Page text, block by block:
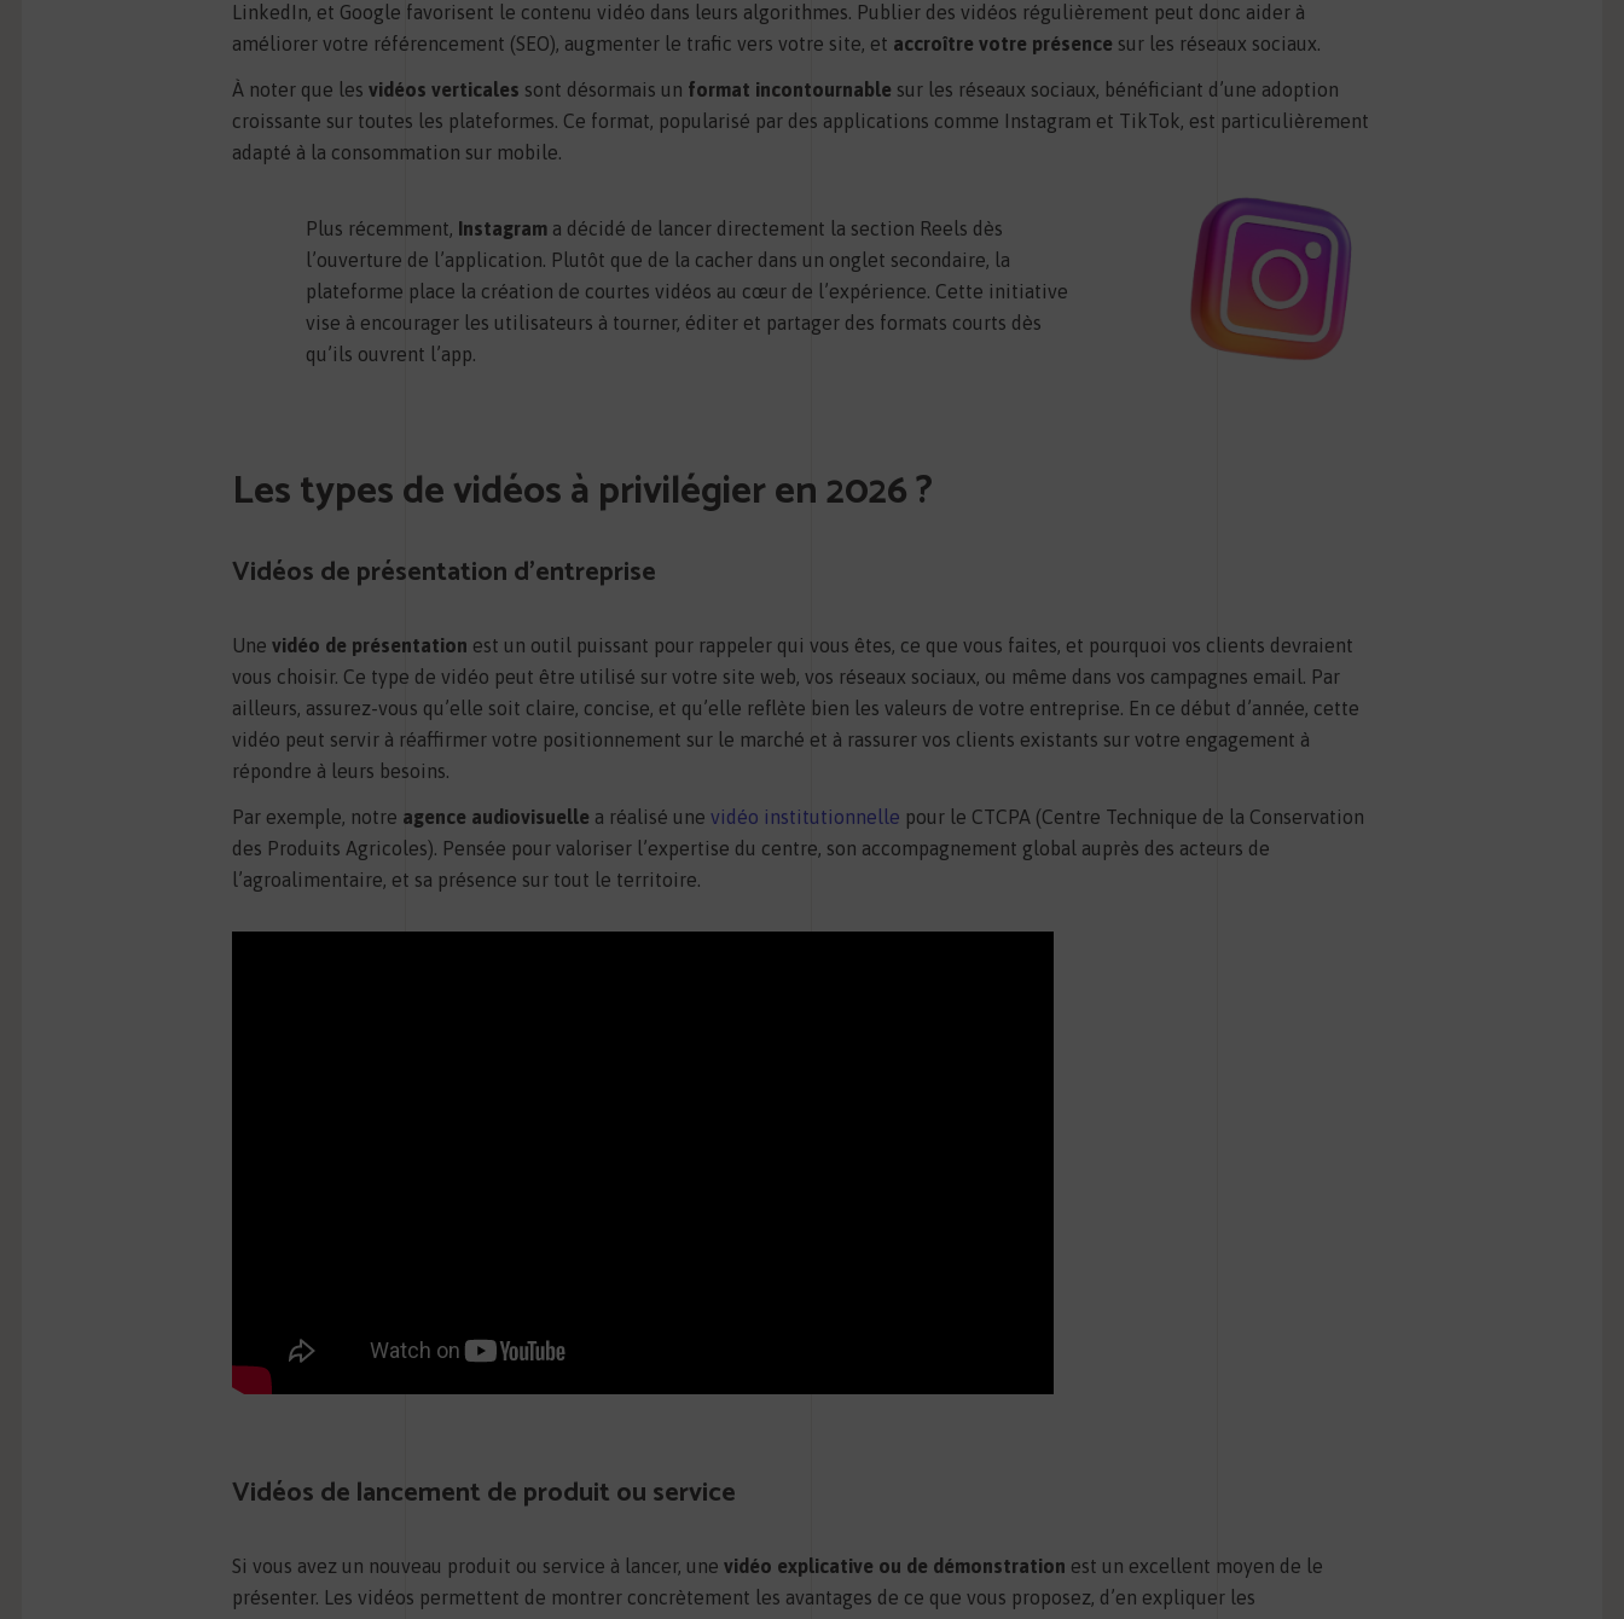
LinkedIn, et Google favorisent le contenu vidéo dans leurs algorithmes. Publier des vidéos régulièrement peut donc aider à
améliorer votre référencement (SEO), augmenter le trafic vers votre site, et accroître votre présence sur les réseaux sociaux.
À noter que les vidéos verticales sont désormais un format incontournable sur les réseaux sociaux, bénéficiant d’une adoption
croissante sur toutes les plateformes. Ce format, popularisé par des applications comme Instagram et TikTok, est particulièrement
adapté à la consommation sur mobile.
Plus récemment, Instagram a décidé de lancer directement la section Reels dès
l’ouverture de l’application. Plutôt que de la cacher dans un onglet secondaire, la
plateforme place la création de courtes vidéos au cœur de l’expérience. Cette initiative
vise à encourager les utilisateurs à tourner, éditer et partager des formats courts dès
qu’ils ouvrent l’app.
Les types de vidéos à privilégier en 2026 ?
Vidéos de présentation d’entreprise
Une vidéo de présentation est un outil puissant pour rappeler qui vous êtes, ce que vous faites, et pourquoi vos clients devraient
vous choisir. Ce type de vidéo peut être utilisé sur votre site web, vos réseaux sociaux, ou même dans vos campagnes email. Par
ailleurs, assurez-vous qu’elle soit claire, concise, et qu’elle reflète bien les valeurs de votre entreprise. En ce début d’année, cette
vidéo peut servir à réaffirmer votre positionnement sur le marché et à rassurer vos clients existants sur votre engagement à
répondre à leurs besoins.
Par exemple, notre agence audiovisuelle a réalisé une vidéo institutionnelle pour le CTCPA (Centre Technique de la Conservation
des Produits Agricoles). Pensée pour valoriser l’expertise du centre, son accompagnement global auprès des acteurs de
l’agroalimentaire, et sa présence sur tout le territoire.
Vidéos de lancement de produit ou service
Si vous avez un nouveau produit ou service à lancer, une vidéo explicative ou de démonstration est un excellent moyen de le
présenter. Les vidéos permettent de montrer concrètement les avantages de ce que vous proposez, d’en expliquer les